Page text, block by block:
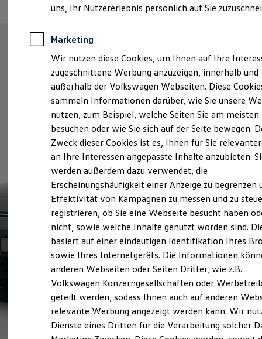
Behörden
Anpfiff zum Gewinn
Elektroautos
ID. Tutorials
Elektrofahrzeugkonzepte
Reichweite
Reichweite der ID. Modelle
Reichweite im Winter
Laden
Laden unterwegs
Laden Zuhause
Ladezeitensimulator
Batterie
Sicherheit
Garantie und Lebensdauer
Nachhaltigkeit
Technologie
Kosten und Kauf
Verbrauchskosten
Kaufoptionen
E-Auto-Förderung
Software und Konnektivität
Die ID. Software 6
ID. Software Versionen und Updates
Digitale Extras
Schnittstellen zu Ihrem ID.
uns, Ihr Nutzererlebnis persönlich auf Sie
Marketing
Wir nutzen diese Cookies, um Ihnen auf Ihre
zugeschnittene Werbung anzuzeigen, innerhalb und
außerhalb der Volkswagen Webseiten. Diese
sammeln Informationen darüber, wie Sie unsere
nutzen, zum Beispiel, welche Seiten Sie am meisten
besuchen oder wie Sie sich auf der Seite bewegen.
Zweck dieser Cookies ist es, Ihnen für Sie
an Ihre Interessen angepasste Inhalte anzubieten.
werden außerdem dazu verwendet, die
Erscheinungshäufigkeit einer Anzeige zu begrenzen
Effektivität von Kampagnen zu messen und zu
registrieren, ob Sie eine Webseite besucht haben
nicht, sowie welche Inhalte genutzt worden sind.
basiert auf einer eindeutigen Identifikation Ihres
sowie Ihres Internetgeräts. Die Informationen
anderen Webseiten oder Seiten Dritter, wie z.B.
Volkswagen Konzerngesellschaften oder
geteilt werden, sodass Ihnen auch auf anderen
relevante Werbung angezeigt werden kann. Wir
Dienste eines Dritten für die Verarbeitung solcher